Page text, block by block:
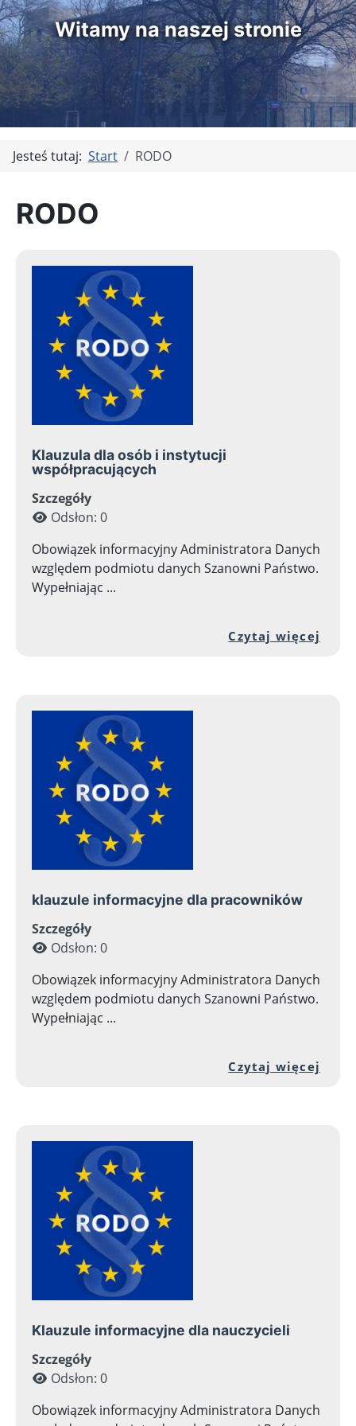
Witamy na naszej stronie
Jesteś tutaj: Start RODO
RODO
Klauzula dla osób i instytucji
współpracujących
Szczegóły
Odsłon: 0
Obowiązek informacyjny Administratora Danych
względem podmiotu danych Szanowni Państwo.
Wypełniając ...
Czytaj więcej
klauzule informacyjne dla pracowników
Szczegóły
Odsłon: 0
Obowiązek informacyjny Administratora Danych
względem podmiotu danych Szanowni Państwo.
Wypełniając ...
Czytaj więcej
Klauzule informacyjne dla nauczycieli
Szczegóły
Odsłon: 0
Obowiązek informacyjny Administratora Danych